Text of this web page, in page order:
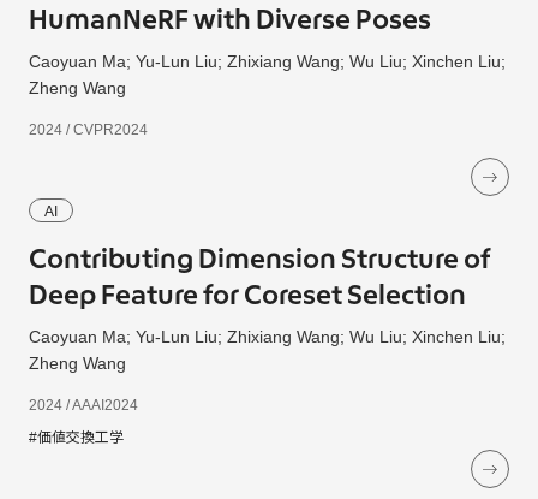
HumanNeRF with Diverse Poses
Caoyuan Ma; Yu-Lun Liu; Zhixiang Wang; Wu Liu; Xinchen Liu;
Zheng Wang
2024 / CVPR2024
AI
Contributing Dimension Structure of
Deep Feature for Coreset Selection
Caoyuan Ma; Yu-Lun Liu; Zhixiang Wang; Wu Liu; Xinchen Liu;
Zheng Wang
2024 / AAAI2024
#価値交換工学